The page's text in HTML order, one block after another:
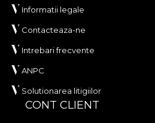
Informatii legale
Contacteaza-ne
Intrebari frecvente
ANPC
Solutionarea litigiilor
CONT CLIENT